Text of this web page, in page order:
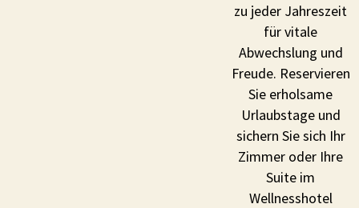
zu jeder Jahreszeit
für vitale
Abwechslung und
Freude. Reservieren
Sie erholsame
Urlaubstage und
sichern Sie sich Ihr
Zimmer oder Ihre
Suite im
Wellnesshotel